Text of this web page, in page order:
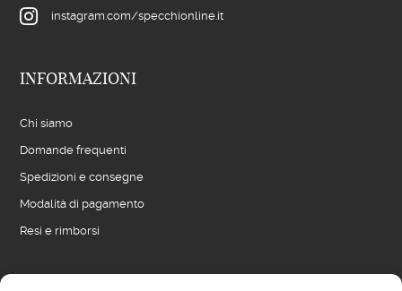
 instagram.com/specchionline.it
INFORMAZIONI
Chi siamo
Domande frequenti
Spedizioni e consegne
Modalità di pagamento
Resi e rimborsi